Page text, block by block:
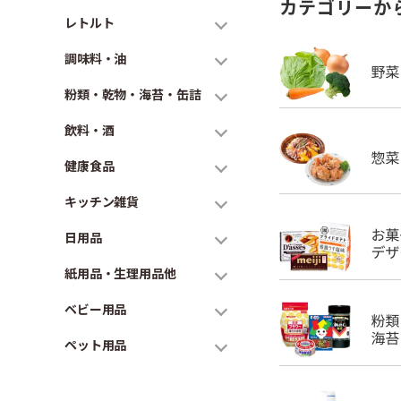
レトルト
調味料・油
粉類・乾物・海苔・缶詰
飲料・酒
健康食品
キッチン雑貨
日用品
紙用品・生理用品他
ベビー用品
ペット用品
カテゴリーか